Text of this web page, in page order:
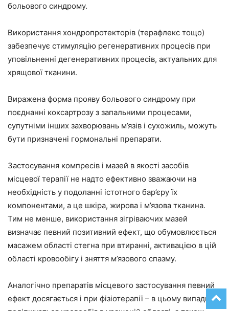
больового синдрому.
Використання хондропротекторів (терафлекс тощо)
забезпечує стимуляцію регенеративних процесів при
уповільненні дегенеративних процесів, актуальних для
хрящової тканини.
Виражена форма прояву больового синдрому при
поєднанні коксартрозу з запальними процесами,
супутніми інших захворювань м’язів і сухожиль, можуть
бути призначені гормональні препарати.
Застосування компресів і мазей в якості засобів
місцевої терапії не надто ефективно зважаючи на
необхідність у подоланні істотного бар’єру їх
компонентами, а це шкіра, жирова і м’язова тканина.
Тим не менше, використання зігріваючих мазей
визначає певний позитивний ефект, що обумовлюється
масажем області стегна при втиранні, активацією в цій
області кровообігу і зняття м’язового спазму.
Аналогічно препаратів місцевого застосування певний
ефект досягається і при фізіотерапії – в цьому випадку